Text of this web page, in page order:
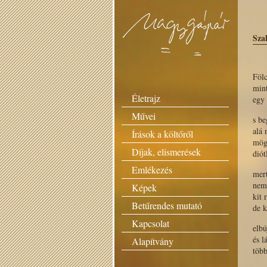
Életrajz
Művei
Írások a költőről
Díjak, elismerések
Emlékezés
Képek
Betűrendes mutató
Kapcsolat
Alapítvány
egy
s
alá
kit
de
és